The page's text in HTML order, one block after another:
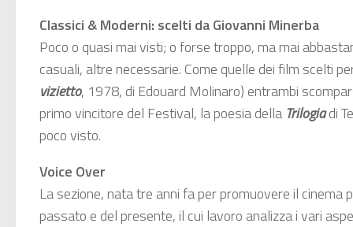
Classici & Moderni: scelti da Giovanni Minerba
Poco o quasi mai visti; o forse troppo, ma mai
casuali, altre necessarie. Come quelle dei film scelti
vizietto, 1978, di Edouard Molinaro) entrambi
primo vincitore del Festival, la poesia della Trilogiadi
poco visto.
Voice Over
La sezione, nata tre anni fa per promuovere il
passato e del presente, il cui lavoro analizza i vari